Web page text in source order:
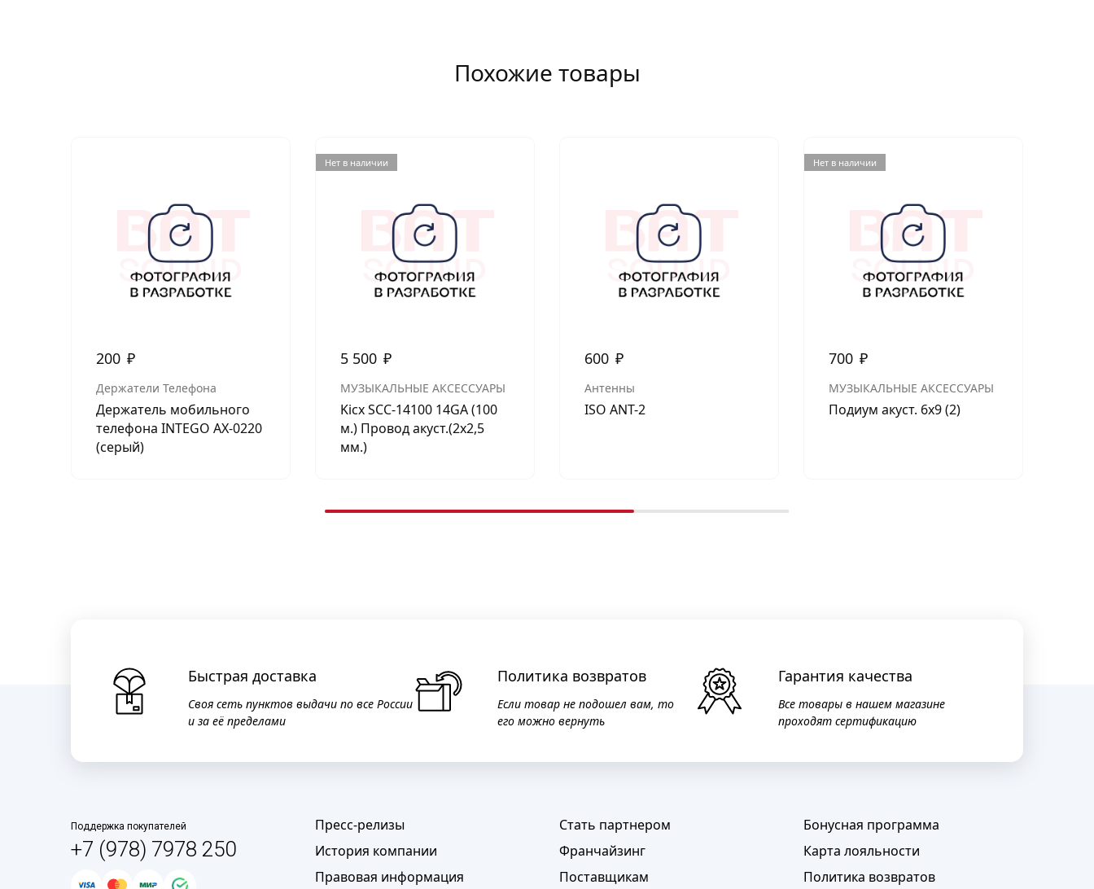
Похожие товары
200 ₽
Держатели Телефона
Держатель мобильного
телефона INTEGO AX-0220
(серый)
Нет в наличии
5 500 ₽
МУЗЫКАЛЬНЫЕ АКСЕССУАРЫ
Kicx SCC-14100 14GA (100
м.) Провод акуст.(2х2,5
мм.)
600 ₽
Антенны
ISO ANT-2
Нет в наличии
700 ₽
МУЗЫКАЛЬНЫЕ АКСЕССУАРЫ
Подиум акуст. 6х9 (2)
Быстрая доставка
Своя сеть пунктов выдачи по все России
и за её пределами
Политика возвратов
Если товар не подошел вам, то
его можно вернуть
Гарантия качества
Все товары в нашем магазине
проходят сертификацию
Поддержка покупателей
+7 (978) 7978 250
Пресс-релизы
История компании
Правовая информация
Стать партнером
Франчайзинг
Поставщикам
Бонусная программа
Карта лояльности
Политика возвратов